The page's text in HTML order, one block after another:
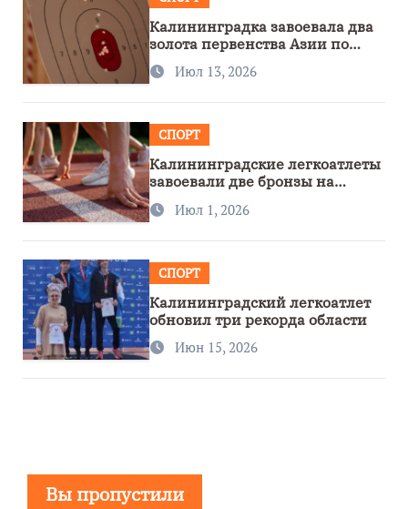
Калининградка завоевала два
золота первенства Азии по
метанию ножа
Июл 13, 2026
СПОРТ
Калининградские легкоатлеты
завоевали две бронзы на
первенстве России
Июл 1, 2026
СПОРТ
Калининградский легкоатлет
обновил три рекорда области
Июн 15, 2026
Вы пропустили